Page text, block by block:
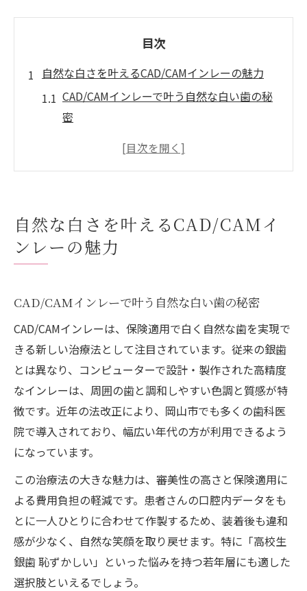
目次
自然な白さを叶えるCAD/CAMインレーの魅力
CAD/CAMインレーで叶う自然な白い歯の秘
密
銀歯の悩みを解消する審美治療の新定番
高校生でも安心のCAD/CAMインレー治療法
銀歯の悩みに新提案CAD/CAMインレーとは
目立たない白い詰め物を保険で実現
高校生に広がる自然な歯の新選択肢
恥ずかしさを解消する審美治療の流れ
ブラックトライアングルにも有効な特徴
保険適用で実現する白い歯の新常識を解説
CAD/CAMインレーの保険適用範囲を徹底解
説
費用を抑えて白い歯を手に入れる最新情報
高校生から大人まで保険適用で安心の治療
金属アレルギー対策として注目される理由
口コミで分かる保険適用のメリットとは
高校生から大人まで支持される審美治療の選び
方
自然な白さを叶えるCAD/CAMイ
ンレーの魅力
CAD/CAMインレーで叶う自然な白い歯の秘密
CAD/CAMインレーは、保険適用で白く自然な歯を実現で
きる新しい治療法として注目されています。従来の銀歯
とは異なり、コンピューターで設計・製作された高精度
なインレーは、周囲の歯と調和しやすい色調と質感が特
徴です。近年の法改正により、岡山市でも多くの歯科医
院で導入されており、幅広い年代の方が利用できるよう
になっています。
この治療法の大きな魅力は、審美性の高さと保険適用に
よる費用負担の軽減です。患者さんの口腔内データをも
とに一人ひとりに合わせて作製するため、装着後も違和
感が少なく、自然な笑顔を取り戻せます。特に「高校生
銀歯 恥ずかしい」といった悩みを持つ若年層にも適した
選択肢といえるでしょう。